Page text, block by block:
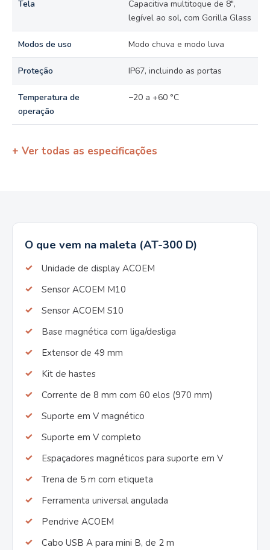
Tela
Capacitiva multitoque de 8",
legível ao sol, com Gorilla Glass
Modos de uso Modo chuva e modo luva
Proteção IP67, incluindo as portas
Temperatura de
operação
−20 a +60 °C
+ Ver todas as especificações
O que vem na maleta (AT-300 D)
Unidade de display ACOEM
Sensor ACOEM M10
Sensor ACOEM S10
Base magnética com liga/desliga
Extensor de 49 mm
Kit de hastes
Corrente de 8 mm com 60 elos (970 mm)
Suporte em V magnético
Suporte em V completo
Espaçadores magnéticos para suporte em V
Trena de 5 m com etiqueta
Ferramenta universal angulada
Pendrive ACOEM
Cabo USB A para mini B, de 2 m